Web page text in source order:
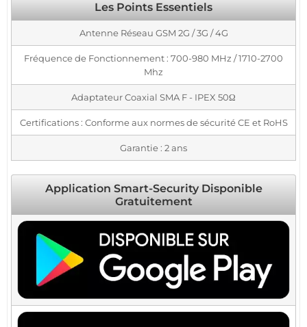
Les Points Essentiels
Antenne Réseau GSM 2G / 3G / 4G
Fréquence de Fonctionnement : 700-980 MHz / 1710-2700
Mhz
Adaptateur Coaxial SMA F - IPEX 50Ω
Certifications : Conforme aux normes de sécurité CE et RoHS
Garantie : 2 ans
Application Smart-Security Disponible
Gratuitement